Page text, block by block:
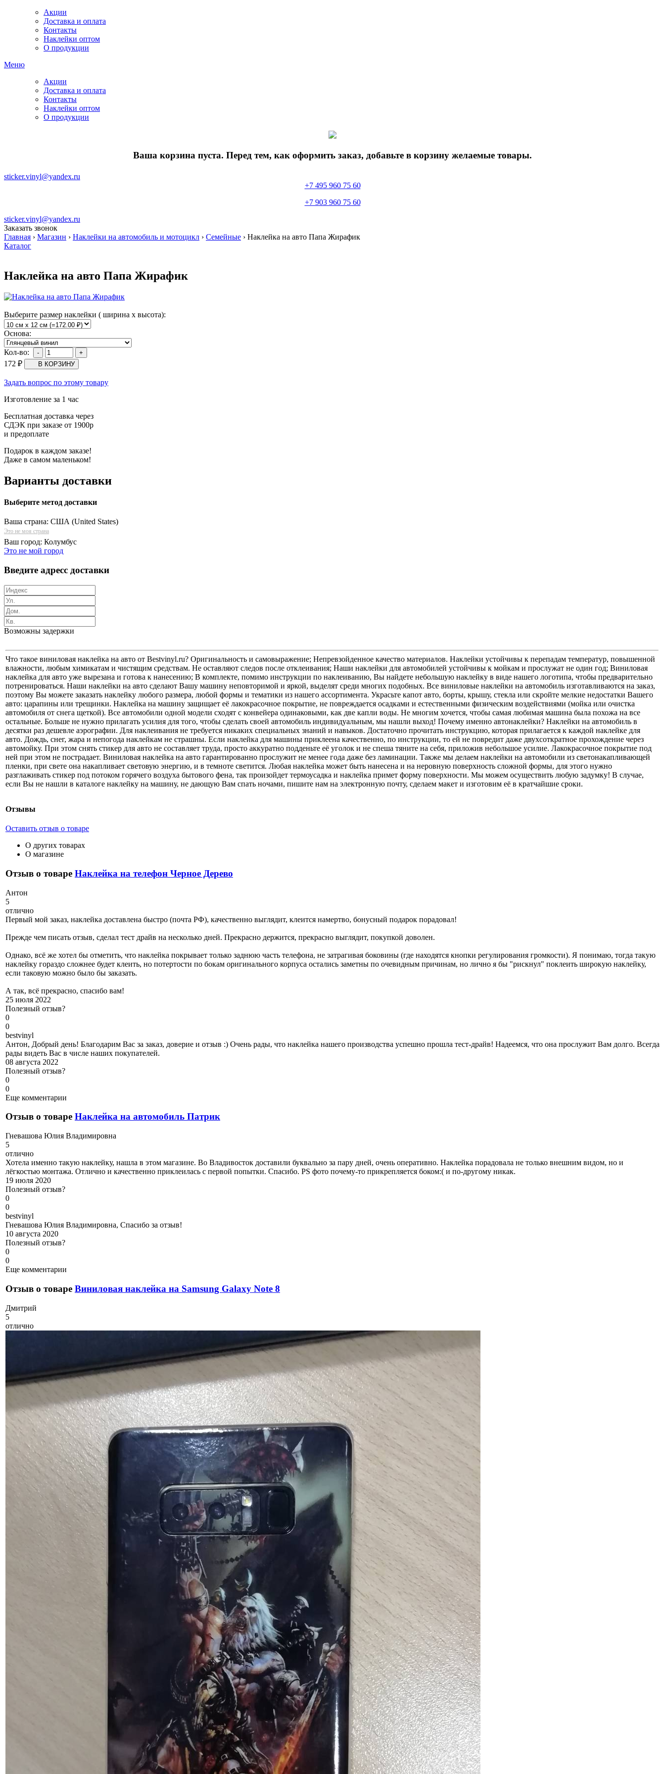
Акции
Доставка и оплата
Контакты
Наклейки оптом
О продукции
Меню
Акции
Доставка и оплата
Контакты
Наклейки оптом
О продукции
Ваша корзина пуста. Перед тем, как оформить заказ, добавьте в корзину желаемые товары.
sticker.vinyl@yandex.ru
+7 495 960 75 60
+7 903 960 75 60
sticker.vinyl@yandex.ru
Заказать звонок
Главная › Магазин › Наклейки на автомобиль и мотоцикл › Семейные › Наклейка на авто Папа Жирафик
Каталог
Наклейка на авто Папа Жирафик
Выберите размер наклейки ( ширина х высота):
Основа:
Кол-во:
172 ₽
Задать вопрос по этому товару
Изготовление за 1 час
Бесплатная доставка через
СДЭК при заказе от 1900р
и предоплате
Подарок в каждом заказе!
Даже в самом маленьком!
Варианты доставки
Выберите метод доставки
Ваша страна: США (United States)
Это не моя страна
Ваш город: Колумбус
Это не мой город
Введите адресс доставки
Возможны задержки
Что такое виниловая наклейка на авто от Bestvinyl.ru? Оригинальность и самовыражение; Непревзойденное качество материалов. Наклейки устойчивы к перепадам температур, повышенной
влажности, любым химикатам и чистящим средствам. Не оставляют следов после отклеивания; Наши наклейки для автомобилей устойчивы к мойкам и прослужат не один год; Виниловая
наклейка для авто уже вырезана и готова к нанесению; В комплекте, помимо инструкции по наклеиванию, Вы найдете небольшую наклейку в виде нашего логотипа, чтобы предварительно
потренироваться. Наши наклейки на авто сделают Вашу машину неповторимой и яркой, выделят среди многих подобных. Все виниловые наклейки на автомобиль изготавливаются на заказ,
поэтому Вы можете заказать наклейку любого размера, любой формы и тематики из нашего ассортимента. Украсьте капот авто, борты, крышу, стекла или скройте мелкие недостатки Вашего
авто: царапины или трещинки. Наклейка на машину защищает её лакокрасочное покрытие, не повреждается осадками и естественными физическим воздействиями (мойка или очистка
автомобиля от снега щеткой). Все автомобили одной модели сходят с конвейера одинаковыми, как две капли воды. Не многим хочется, чтобы самая любимая машина была похожа на все
остальные. Больше не нужно прилагать усилия для того, чтобы сделать своей автомобиль индивидуальным, мы нашли выход! Почему именно автонаклейки? Наклейки на автомобиль в
десятки раз дешевле аэрографии. Для наклеивания не требуется никаких специальных знаний и навыков. Достаточно прочитать инструкцию, которая прилагается к каждой наклейке для
авто. Дождь, снег, жара и непогода наклейкам не страшны. Если наклейка для машины приклеена качественно, по инструкции, то ей не повредит даже двухсоткратное прохождение через
автомойку. При этом снять стикер для авто не составляет труда, просто аккуратно подденьте её уголок и не спеша тяните на себя, приложив небольшое усилие. Лакокрасочное покрытие под
ней при этом не пострадает. Виниловая наклейка на авто гарантированно прослужит не менее года даже без ламинации. Также мы делаем наклейки на автомобили из светонакапливающей
пленки, при свете она накапливает световую энергию, и в темноте светится. Любая наклейка может быть нанесена и на неровную поверхность сложной формы, для этого нужно
разглаживать стикер под потоком горячего воздуха бытового фена, так произойдет термоусадка и наклейка примет форму поверхности. Мы можем осуществить любую задумку! В случае,
если Вы не нашли в каталоге наклейку на машину, не дающую Вам спать ночами, пишите нам на электронную почту, сделаем макет и изготовим её в кратчайшие сроки.
Отзывы
Оставить отзыв о товаре
О других товарах
О магазине
Отзыв о товаре Наклейка на телефон Черное Дерево
Антон
5
отлично
Первый мой заказ, наклейка доставлена быстро (почта РФ), качественно выглядит, клеится намертво, бонусный подарок порадовал!
Прежде чем писать отзыв, сделал тест драйв на несколько дней. Прекрасно держится, прекрасно выглядит, покупкой доволен.
Однако, всё же хотел бы отметить, что наклейка покрывает только заднюю часть телефона, не затрагивая боковины (где находятся кнопки регулирования громкости). Я понимаю, тогда такую
наклейку гораздо сложнее будет клеить, но потертости по бокам оригинального корпуса остались заметны по очевидным причинам, но лично я бы "рискнул" поклеить широкую наклейку,
если таковую можно было бы заказать.
А так, всё прекрасно, спасибо вам!
25 июля 2022
Полезный отзыв?
0
0
bestvinyl
Антон, Добрый день! Благодарим Вас за заказ, доверие и отзыв :) Очень рады, что наклейка нашего производства успешно прошла тест-драйв! Надеемся, что она прослужит Вам долго. Всегда
рады видеть Вас в числе наших покупателей.
08 августа 2022
Полезный отзыв?
0
0
Еще комментарии
Отзыв о товаре Наклейка на автомобиль Патрик
Гневашова Юлия Владимировна
5
отлично
Хотела именно такую наклейку, нашла в этом магазине. Во Владивосток доставили буквально за пару дней, очень оперативно. Наклейка порадовала не только внешним видом, но и
лёгкостью монтажа. Отлично и качественно приклеилась с первой попытки. Спасибо. PS фото почему-то прикрепляется боком:( и по-другому никак.
19 июля 2020
Полезный отзыв?
0
0
bestvinyl
Гневашова Юлия Владимировна, Спасибо за отзыв!
10 августа 2020
Полезный отзыв?
0
0
Еще комментарии
Отзыв о товаре Виниловая наклейка на Samsung Galaxy Note 8
Дмитрий
5
отлично